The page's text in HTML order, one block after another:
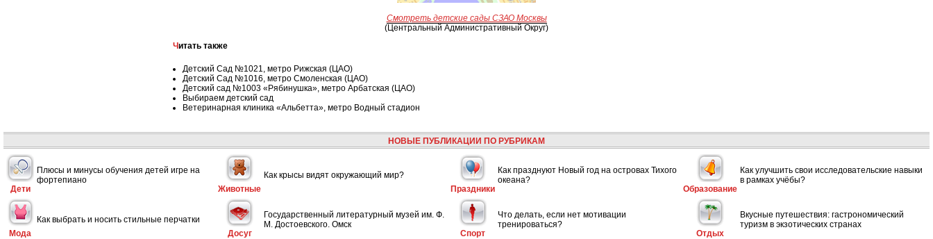
Смотреть детские сады СЗАО Москвы
(Центральный Административный Округ)
Читать также
Детский Сад №1021, метро Рижская (ЦАО)
Детский Сад №1016, метро Смоленская (ЦАО)
Детский сад №1003 «Рябинушка», метро Арбатская (ЦАО)
Выбираем детский сад
Ветеринарная клиника «Альбетта», метро Водный стадион
НОВЫЕ ПУБЛИКАЦИИ ПО РУБРИКАМ
Дети
Плюсы и минусы обучения детей игре на
фортепиано
Животные
Как крысы видят окружающий мир?
Праздники
Как празднуют Новый год на островах Тихого
океана?
Образование
Как улучшить свои исследовательские навыки
в рамках учёбы?
Мода
Как выбрать и носить стильные перчатки
Досуг
Государственный литературный музей им. Ф.
М. Достоевского. Омск
Спорт
Что делать, если нет мотивации
тренироваться?
Отдых
Вкусные путешествия: гастрономический
туризм в экзотических странах